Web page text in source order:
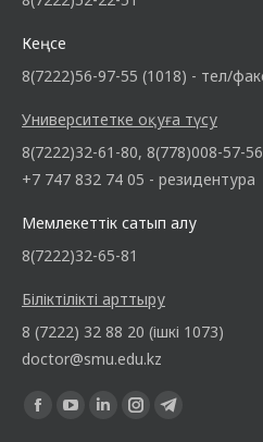
Кеңсе
8(7222)56-97-55 (1018) - тел/
Университетке оқуға түсу
8(7222)32-61-80, 8(778)008-57-
+7 747 832 74 05 - резидентура
Мемлекеттік сатып алу
8(7222)32-65-81
Біліктілікті арттыру
8 (7222) 32 88 20 (ішкі 1073)
doctor@smu.edu.kz
Find us on: